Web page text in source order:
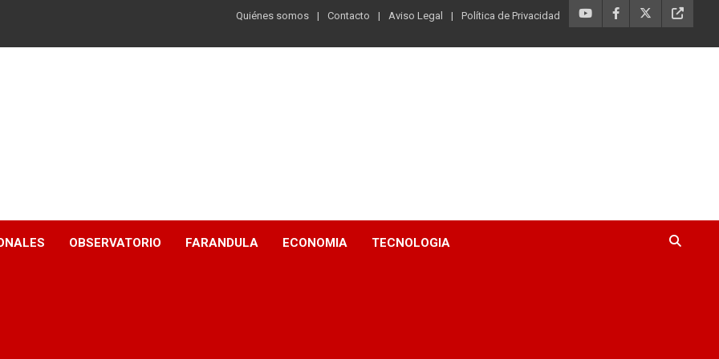
Quiénes somos Contacto Aviso Legal Política de Privacidad
OBSERVATORIO FARANDULA ECONOMIA TECNOLOGIA